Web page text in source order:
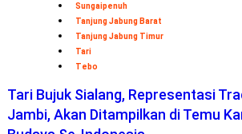
Sungaipenuh
Tanjung Jabung Barat
Tanjung Jabung Timur
Tari
Tebo
Tari Bujuk Sialang, Representasi
Jambi, Akan Ditampilkan di Temu